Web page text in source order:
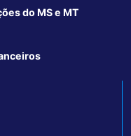
do MS e MT